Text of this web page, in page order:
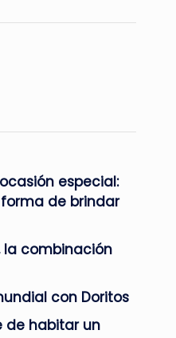
especial:
de brindar
la combinación
con Doritos
de habitar un